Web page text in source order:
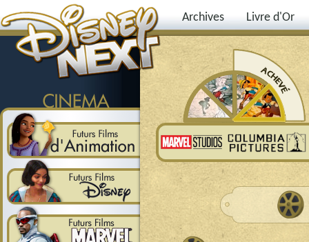
Archives Livre d'Or